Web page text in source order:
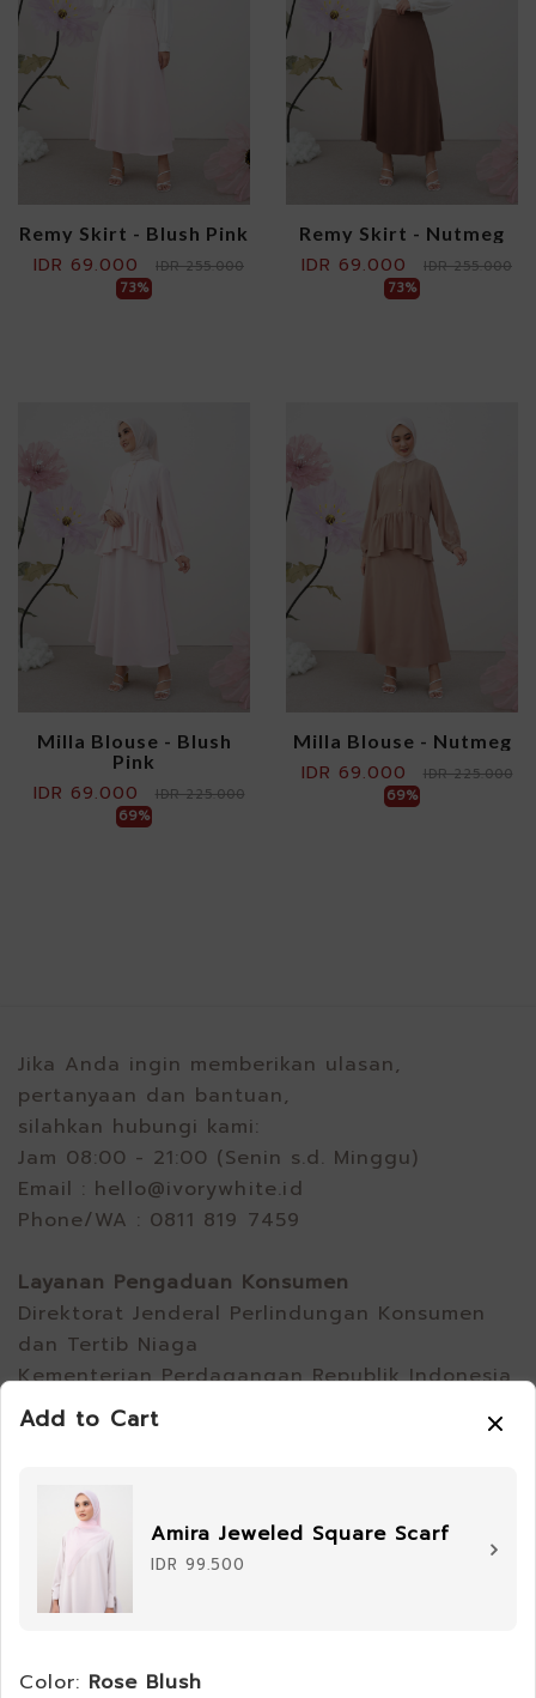
Remy Skirt - Blush Pink
IDR 69.000
IDR 255.000
73%
Remy Skirt - Nutmeg
IDR 69.000
IDR 255.000
73%
Milla Blouse - Blush
Pink
IDR 69.000
IDR 225.000
69%
Milla Blouse - Nutmeg
IDR 69.000
IDR 225.000
69%
Jika Anda ingin memberikan ulasan,
pertanyaan dan bantuan,
silahkan hubungi kami:
Jam 08:00 - 21:00 (Senin s.d. Minggu)
Email : hello@ivorywhite.id
Phone/WA : 0811 819 7459
Layanan Pengaduan Konsumen
Direktorat Jenderal Perlindungan Konsumen
dan Tertib Niaga
Kementerian Perdagangan Republik Indonesia
INFORMASI
Terms & Conditions
Add to Cart
Amira Jeweled Square Scarf
IDR 99.500
Color: Rose Blush